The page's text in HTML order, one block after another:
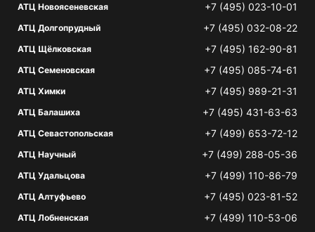
АТЦ Новоясеневская +7 (495) 023-10-01
АТЦ Долгопрудный +7 (495) 032-08-22
АТЦ Щёлковская +7 (495) 162-90-81
АТЦ Семеновская +7 (495) 085-74-61
АТЦ Химки +7 (495) 989-21-31
АТЦ Балашиха +7 (495) 431-63-63
АТЦ Севастопольская +7 (499) 653-72-12
АТЦ Научный +7 (499) 288-05-36
АТЦ Удальцова +7 (499) 110-86-79
АТЦ Алтуфьево +7 (495) 023-81-52
АТЦ Лобненская +7 (499) 110-53-06